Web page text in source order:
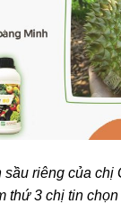
riêng của chị
thứ 3 chị tin